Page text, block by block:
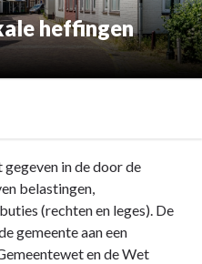
heffingen
in de door de
belastingen,
(rechten en leges). De
gemeente aan een
en de Wet